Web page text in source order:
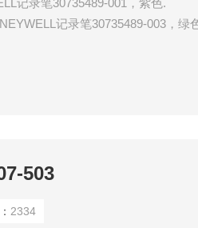
记录笔30735489-001，紫色.
记录笔30735489-003，绿
503
2334